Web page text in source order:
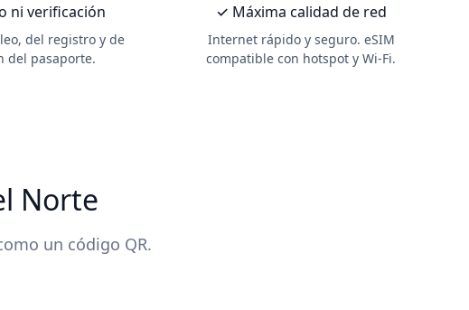
ni verificación
del registro y de
del pasaporte.
✓ Máxima calidad de red
Internet rápido y seguro. eSIM
compatible con hotspot y Wi-Fi.
Norte
un código QR.